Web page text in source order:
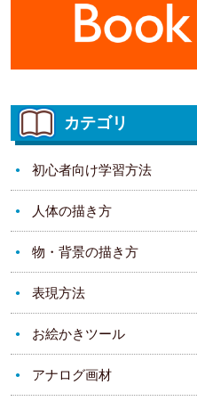
カテゴリ
初心者向け学習方法
人体の描き方
物・背景の描き方
表現方法
お絵かきツール
アナログ画材